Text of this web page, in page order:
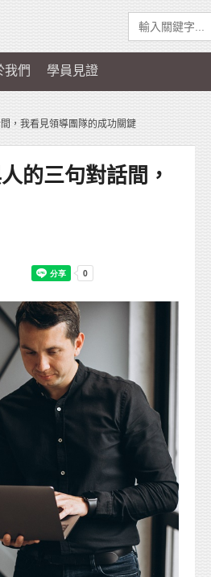
我們 學員見證
，我看見領導團隊的成功關鍵
的三句對話間，